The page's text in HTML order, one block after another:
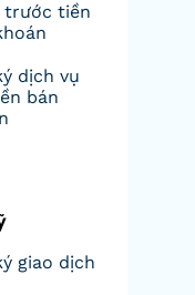
trước tiền
dịch vụ
bán
giao dịch